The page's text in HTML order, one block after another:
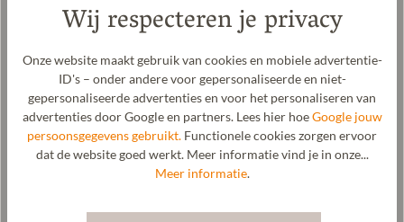
Curly Alpaca Curly Ma
Wij respecteren je privacy
Onze website maakt gebruik van cookies en mobiele advertentie-
ID's – onder andere voor gepersonaliseerde en niet-
gepersonaliseerde advertenties en voor het personaliseren van
advertenties door Google en partners. Lees hier hoeGoogle jouw
persoonsgegevens gebruikt. Functionele cookies zorgen ervoor
dat de website goed werkt. Meer informatie vind je in onze...
Meer informatie.